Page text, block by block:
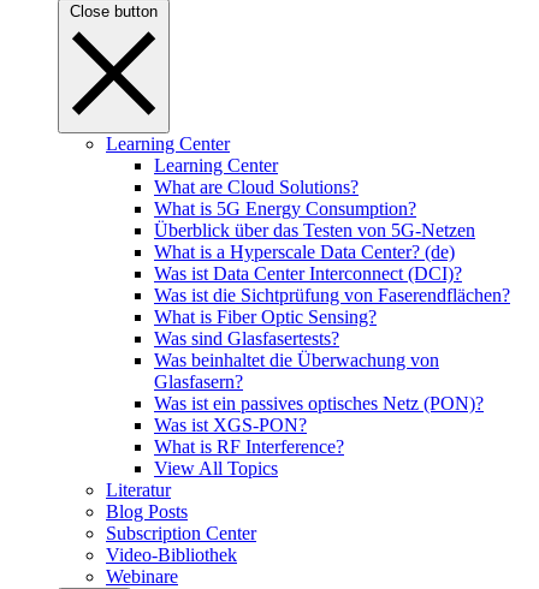
Close button
Learning Center
Learning Center
What are Cloud Solutions?
What is 5G Energy Consumption?
Überblick über das Testen von 5G-Netzen
What is a Hyperscale Data Center? (de)
Was ist Data Center Interconnect (DCI)?
Was ist die Sichtprüfung von Faserendflächen?
What is Fiber Optic Sensing?
Was sind Glasfasertests?
Was beinhaltet die Überwachung von
Glasfasern?
Was ist ein passives optisches Netz (PON)?
Was ist XGS-PON?
What is RF Interference?
View All Topics
Literatur
Blog Posts
Subscription Center
Video-Bibliothek
Webinare